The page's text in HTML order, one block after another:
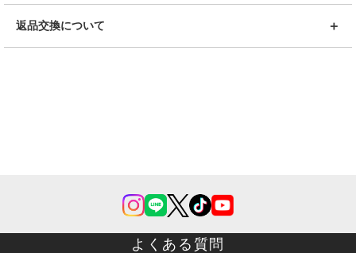
返品交換について
よくある質問